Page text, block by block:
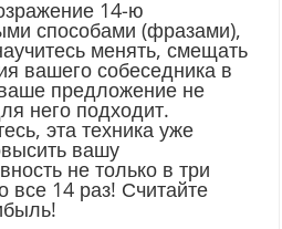
14-ю
способами (фразами),
менять, смещать
вашего собеседника в
предложение не
него подходит.
эта техника уже
вашу
не только в три
все 14 раз! Считайте